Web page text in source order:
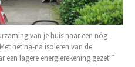
van je huis naar een nóg
het na-na isoleren van de
een lagere energierekening gezet!”